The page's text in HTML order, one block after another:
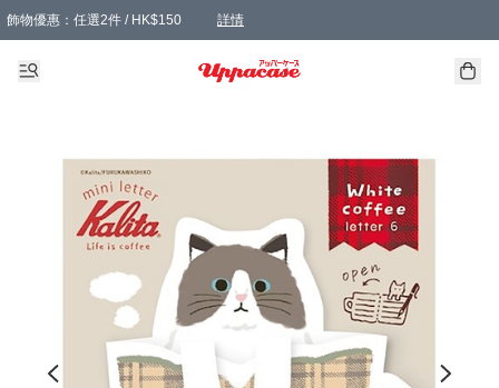
飾物優惠：任選2件 / HK$150 詳情
髮飾優惠：任選2件 / HK$100 詳情
精選襪子優惠：任選3對 / HK$115 詳情
滿額免運：本地訂單滿港幣350元可享免運費優惠